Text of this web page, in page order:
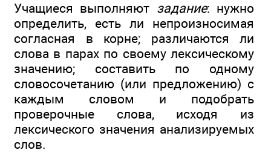
Учащиеся выполняют задание: нужно
определить, есть ли непроизносимая
согласная в корне; различаются ли
слова в парах по своему лексическому
значению; составить по одному
словосочетанию (или предложению) с
каждым словом и подобрать
проверочные слова, исходя из
лексического значения анализируемых
слов.